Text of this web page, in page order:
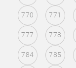
770 771
777 778
784 785